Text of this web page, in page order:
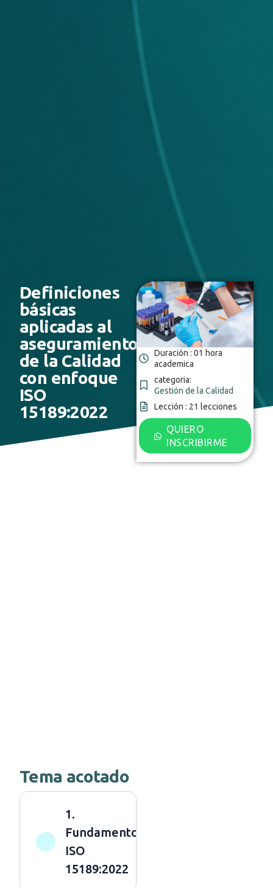
Definiciones
básicas
aplicadas al
aseguramiento
de la Calidad
con enfoque
ISO
15189:2022
Tema acotado
1.
Fundamentos
ISO
15189:2022
Duración : 01 hora
academica
categoria:
Gestión de la Calidad
Lección : 21 lecciones
QUIERO
INSCRIBIRME